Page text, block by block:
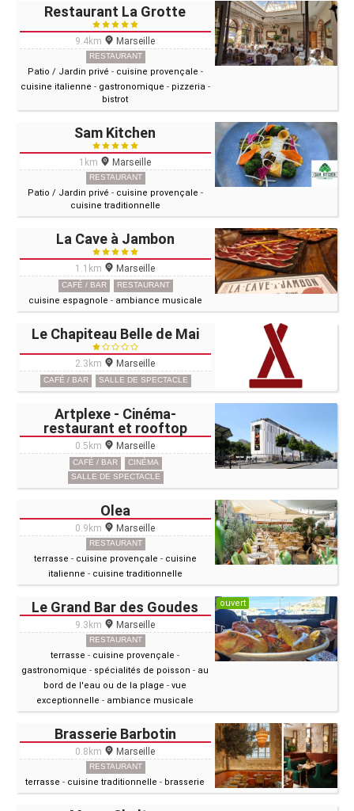
Restaurant La Grotte
9.4km Marseille
RESTAURANT
Patio / Jardin privé - cuisine provençale -
cuisine italienne - gastronomique - pizzeria -
bistrot
Sam Kitchen
1km Marseille
RESTAURANT
Patio / Jardin privé - cuisine provençale -
cuisine traditionnelle
La Cave à Jambon
1.1km Marseille
CAFÉ / BAR RESTAURANT
cuisine espagnole - ambiance musicale
Le Chapiteau Belle de Mai
2.3km Marseille
CAFÉ / BAR SALLE DE SPECTACLE
Artplexe - Cinéma-
restaurant et rooftop
0.5km Marseille
CAFÉ / BAR
CINÉMA
SALLE DE SPECTACLE
Olea
0.9km Marseille
RESTAURANT
terrasse - cuisine provençale - cuisine
italienne - cuisine traditionnelle
Le Grand Bar des Goudes
9.3km Marseille
RESTAURANT
terrasse - cuisine provençale -
gastronomique - spécialités de poisson - au
bord de l'eau ou de la plage -vue
exceptionnelle - ambiance musicale
ouvert
Brasserie Barbotin
0.8km Marseille
RESTAURANT
terrasse - cuisine traditionnelle - brasserie